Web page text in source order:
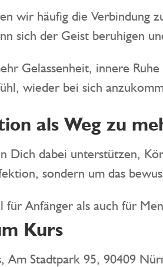
wir häufig die Verbindung
sich der Geist beruhigen
Gelassenheit, innere
wieder bei sich
als Weg zu
Dich dabei unterstützen,
sondern um das
Anfänger als auch für
Kurs
Am Stadtpark 95, 90409